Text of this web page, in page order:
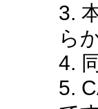
3.
ら
4.
5.